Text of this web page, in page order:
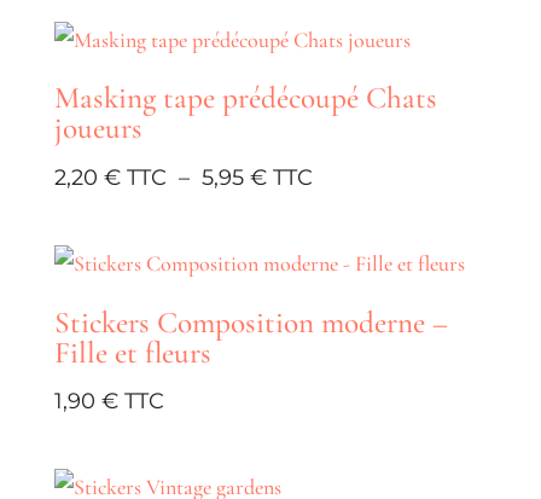
était :
2,00 €.
1,00 €.
Masking tape prédécoupé Chats
joueurs
2,20 € – 5,95 €
Plage
à
Stickers Composition moderne –
Fille et fleurs
1,90 €